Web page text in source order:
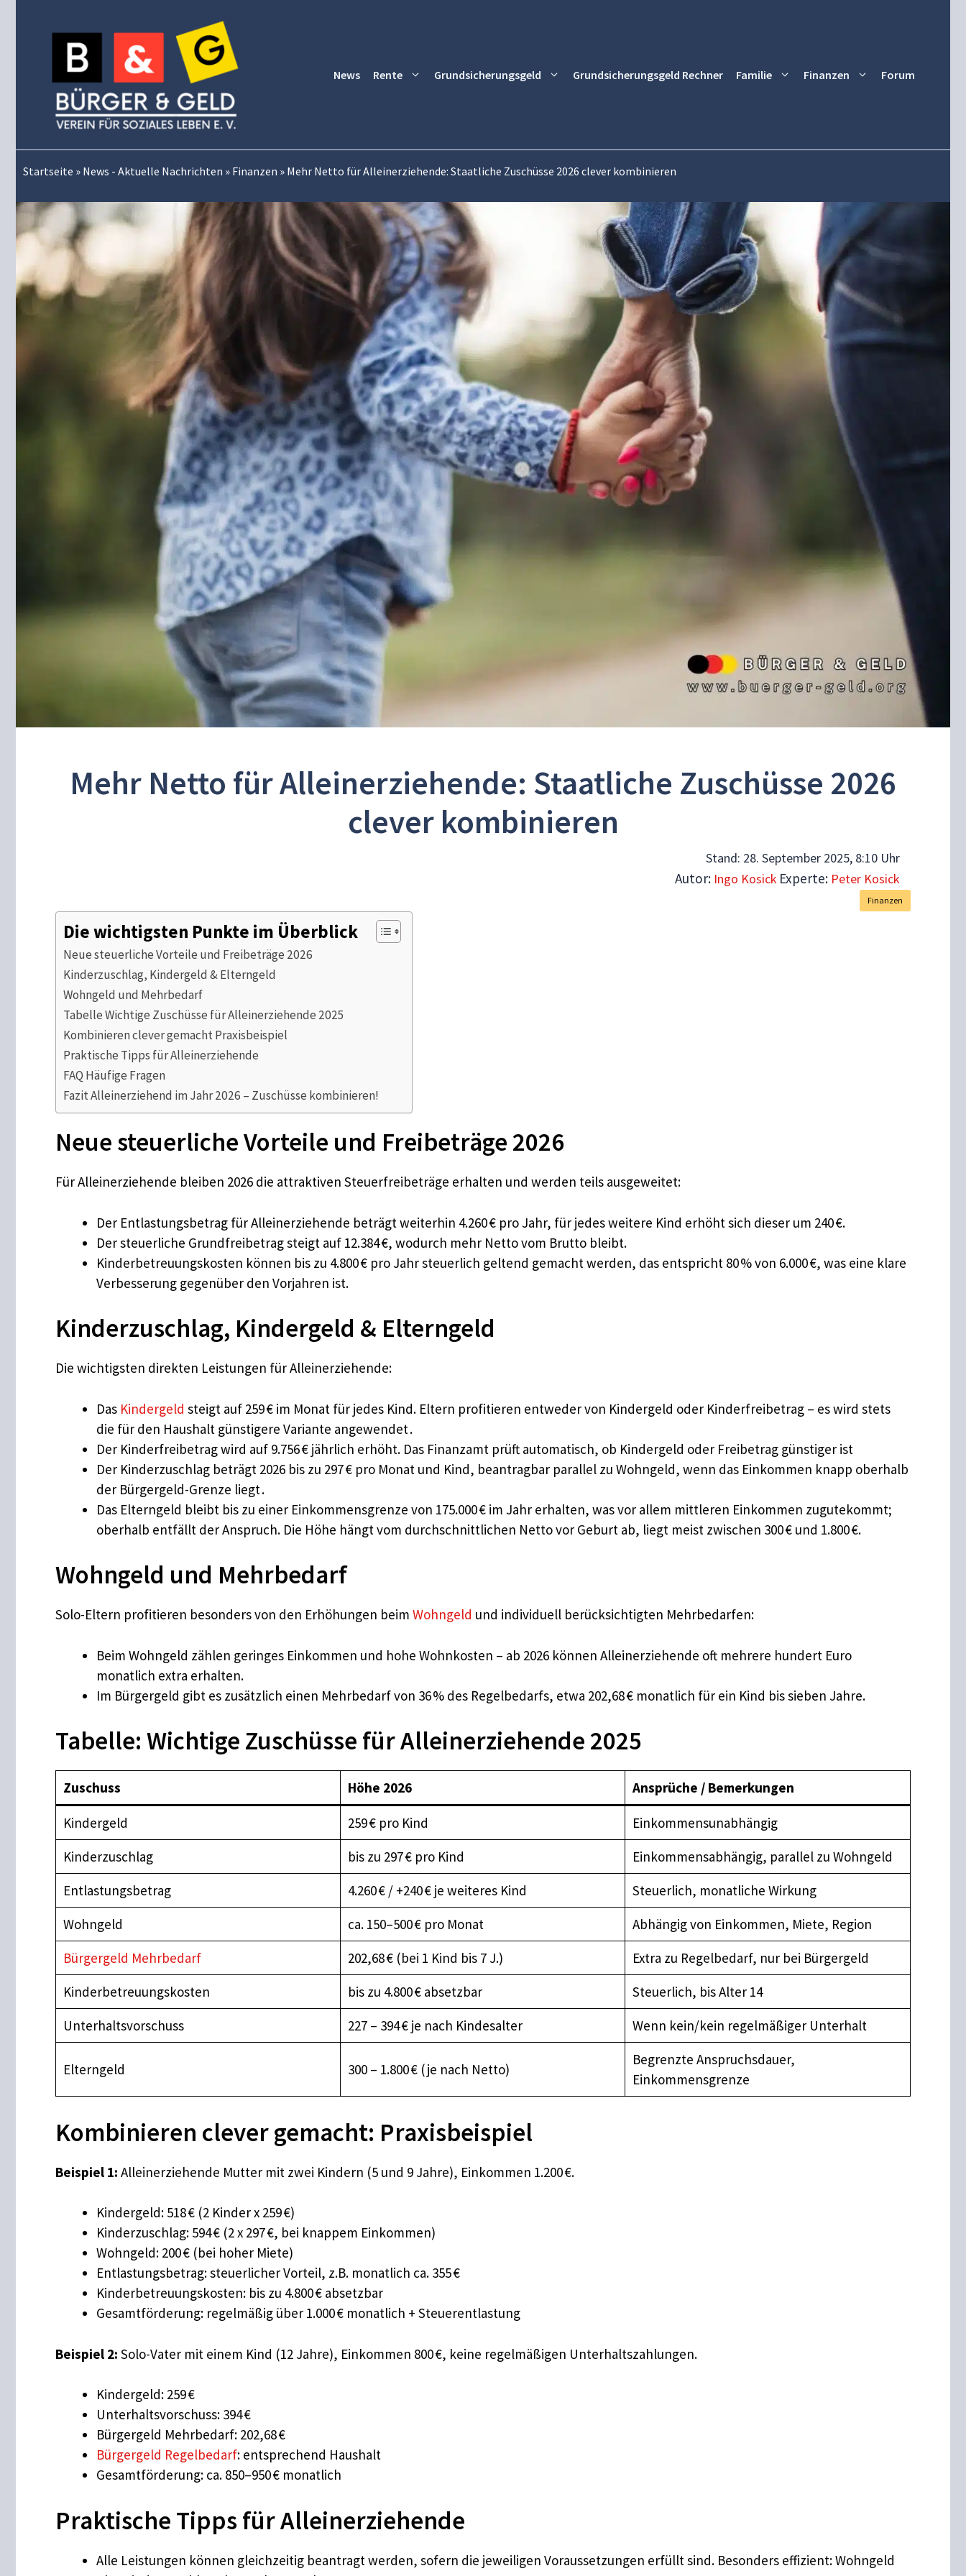
News Rente Grundsicherungsgeld Grundsicherungsgeld Rechner Familie Finanzen Forum
Startseite » News - Aktuelle Nachrichten » Finanzen » Mehr Netto für Alleinerziehende: Staatliche Zuschüsse 2026 clever kombinieren
Mehr Netto für Alleinerziehende: Staatliche Zuschüsse 2026
clever kombinieren
Stand: 28. September 2025, 8:10 Uhr
Autor: Ingo Kosick Experte: Peter Kosick
Finanzen
Die wichtigsten Punkte im Überblick
Neue steuerliche Vorteile und Freibeträge 2026
Kinderzuschlag, Kindergeld & Elterngeld
Wohngeld und Mehrbedarf
Tabelle Wichtige Zuschüsse für Alleinerziehende 2025
Kombinieren clever gemacht Praxisbeispiel
Praktische Tipps für Alleinerziehende
FAQ Häufige Fragen
Fazit Alleinerziehend im Jahr 2026 – Zuschüsse kombinieren!
Neue steuerliche Vorteile und Freibeträge 2026
Für Alleinerziehende bleiben 2026 die attraktiven Steuerfreibeträge erhalten und werden teils ausgeweitet:
Der Entlastungsbetrag für Alleinerziehende beträgt weiterhin 4.260 € pro Jahr, für jedes weitere Kind erhöht sich dieser um 240 €.
Der steuerliche Grundfreibetrag steigt auf 12.384 €, wodurch mehr Netto vom Brutto bleibt.
Kinderbetreuungskosten können bis zu 4.800 € pro Jahr steuerlich geltend gemacht werden, das entspricht 80 % von 6.000 €, was eine klare
Verbesserung gegenüber den Vorjahren ist.
Kinderzuschlag, Kindergeld & Elterngeld
Die wichtigsten direkten Leistungen für Alleinerziehende:
Das Kindergeld steigt auf 259 € im Monat für jedes Kind. Eltern profitieren entweder von Kindergeld oder Kinderfreibetrag – es wird stets
die für den Haushalt günstigere Variante angewendet .
Der Kinderfreibetrag wird auf 9.756 € jährlich erhöht. Das Finanzamt prüft automatisch, ob Kindergeld oder Freibetrag günstiger ist
Der Kinderzuschlag beträgt 2026 bis zu 297 € pro Monat und Kind, beantragbar parallel zu Wohngeld, wenn das Einkommen knapp oberhalb
der Bürgergeld-Grenze liegt .
Das Elterngeld bleibt bis zu einer Einkommensgrenze von 175.000 € im Jahr erhalten, was vor allem mittleren Einkommen zugutekommt;
oberhalb entfällt der Anspruch. Die Höhe hängt vom durchschnittlichen Netto vor Geburt ab, liegt meist zwischen 300 € und 1.800 €.
Wohngeld und Mehrbedarf
Solo-Eltern profitieren besonders von den Erhöhungen beim Wohngeld und individuell berücksichtigten Mehrbedarfen:
Beim Wohngeld zählen geringes Einkommen und hohe Wohnkosten – ab 2026 können Alleinerziehende oft mehrere hundert Euro
monatlich extra erhalten.
Im Bürgergeld gibt es zusätzlich einen Mehrbedarf von 36 % des Regelbedarfs, etwa 202,68 € monatlich für ein Kind bis sieben Jahre.
Tabelle: Wichtige Zuschüsse für Alleinerziehende 2025
Zuschuss Höhe 2026 Ansprüche / Bemerkungen
Kindergeld 259 € pro Kind
Einkommensunabhängig
Kinderzuschlag
bis zu 297 € pro Kind
Einkommensabhängig, parallel zu Wohngeld
Entlastungsbetrag
4.260 € / +240 € je weiteres Kind
Steuerlich, monatliche Wirkung
Wohngeld
ca. 150–500 € pro Monat
Abhängig von Einkommen, Miete, Region
Bürgergeld Mehrbedarf
202,68 € (bei 1 Kind bis 7 J.)
Extra zu Regelbedarf, nur bei Bürgergeld
Kinderbetreuungskosten
bis zu 4.800 € absetzbar
Steuerlich, bis Alter 14
Unterhaltsvorschuss
227 – 394 € je nach Kindesalter Wenn kein/kein regelmäßiger Unterhalt
Elterngeld 300 – 1.800 € (je nach Netto)
Begrenzte Anspruchsdauer,
Einkommensgrenze
Kombinieren clever gemacht: Praxisbeispiel
Beispiel 1: Alleinerziehende Mutter mit zwei Kindern (5 und 9 Jahre), Einkommen 1.200 €.
Kindergeld: 518 € (2 Kinder x 259 €)
Kinderzuschlag: 594 € (2 x 297 €, bei knappem Einkommen)
Wohngeld: 200 € (bei hoher Miete)
Entlastungsbetrag: steuerlicher Vorteil, z.B. monatlich ca. 355 €
Kinderbetreuungskosten: bis zu 4.800 € absetzbar
Gesamtförderung: regelmäßig über 1.000 € monatlich + Steuerentlastung
Beispiel 2: Solo-Vater mit einem Kind (12 Jahre), Einkommen 800 €, keine regelmäßigen Unterhaltszahlungen.
Kindergeld: 259 €
Unterhaltsvorschuss: 394 €
Bürgergeld Mehrbedarf: 202,68 €
Bürgergeld Regelbedarf: entsprechend Haushalt
Gesamtförderung: ca. 850–950 € monatlich
Praktische Tipps für Alleinerziehende
Alle Leistungen können gleichzeitig beantragt werden, sofern die jeweiligen Voraussetzungen erfüllt sind. Besonders effizient: Wohngeld